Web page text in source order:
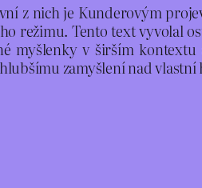
z nich je Kunderovým
režimu. Tento text vyvolal
v širším
zamyšlení nad